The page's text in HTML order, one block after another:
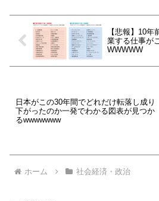
【悲報】10
業する仕事が
WWWWW
日本がこの30年間でどれだけ転落し成り
下がったのか一発でわかる図表が見つか
るwwwwwww
ホーム 社会経済・政治